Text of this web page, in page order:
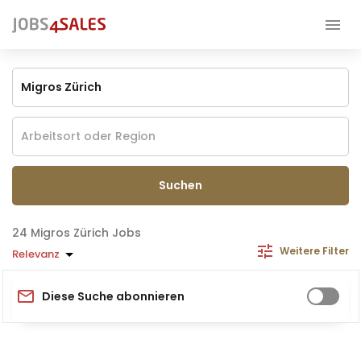
Suchen
Migros Zürich Jobs
Relevanz Weitere Filter
Diese Suche abonnieren